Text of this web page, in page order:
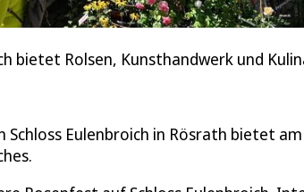
bietet Rolsen, Kunsthandwerk und
Schloss Eulenbroich in Rösrath bietet am